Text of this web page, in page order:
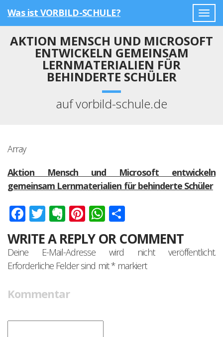
Was ist VORBILD-SCHULE?
AKTION MENSCH UND MICROSOFT
ENTWICKELN GEMEINSAM
LERNMATERIALIEN FÜR
BEHINDERTE SCHÜLER
auf vorbild-schule.de
Array
Aktion Mensch und Microsoft entwickeln
gemeinsam Lernmaterialien für behinderte Schüler
Facebook
Twitter
Evernote
Pinterest
WhatsApp
WRITE A REPLY OR COMMENT
Deine E-Mail-Adresse wird nicht veröffentlicht.
Erforderliche Felder sind mit*markiert
Kommentar